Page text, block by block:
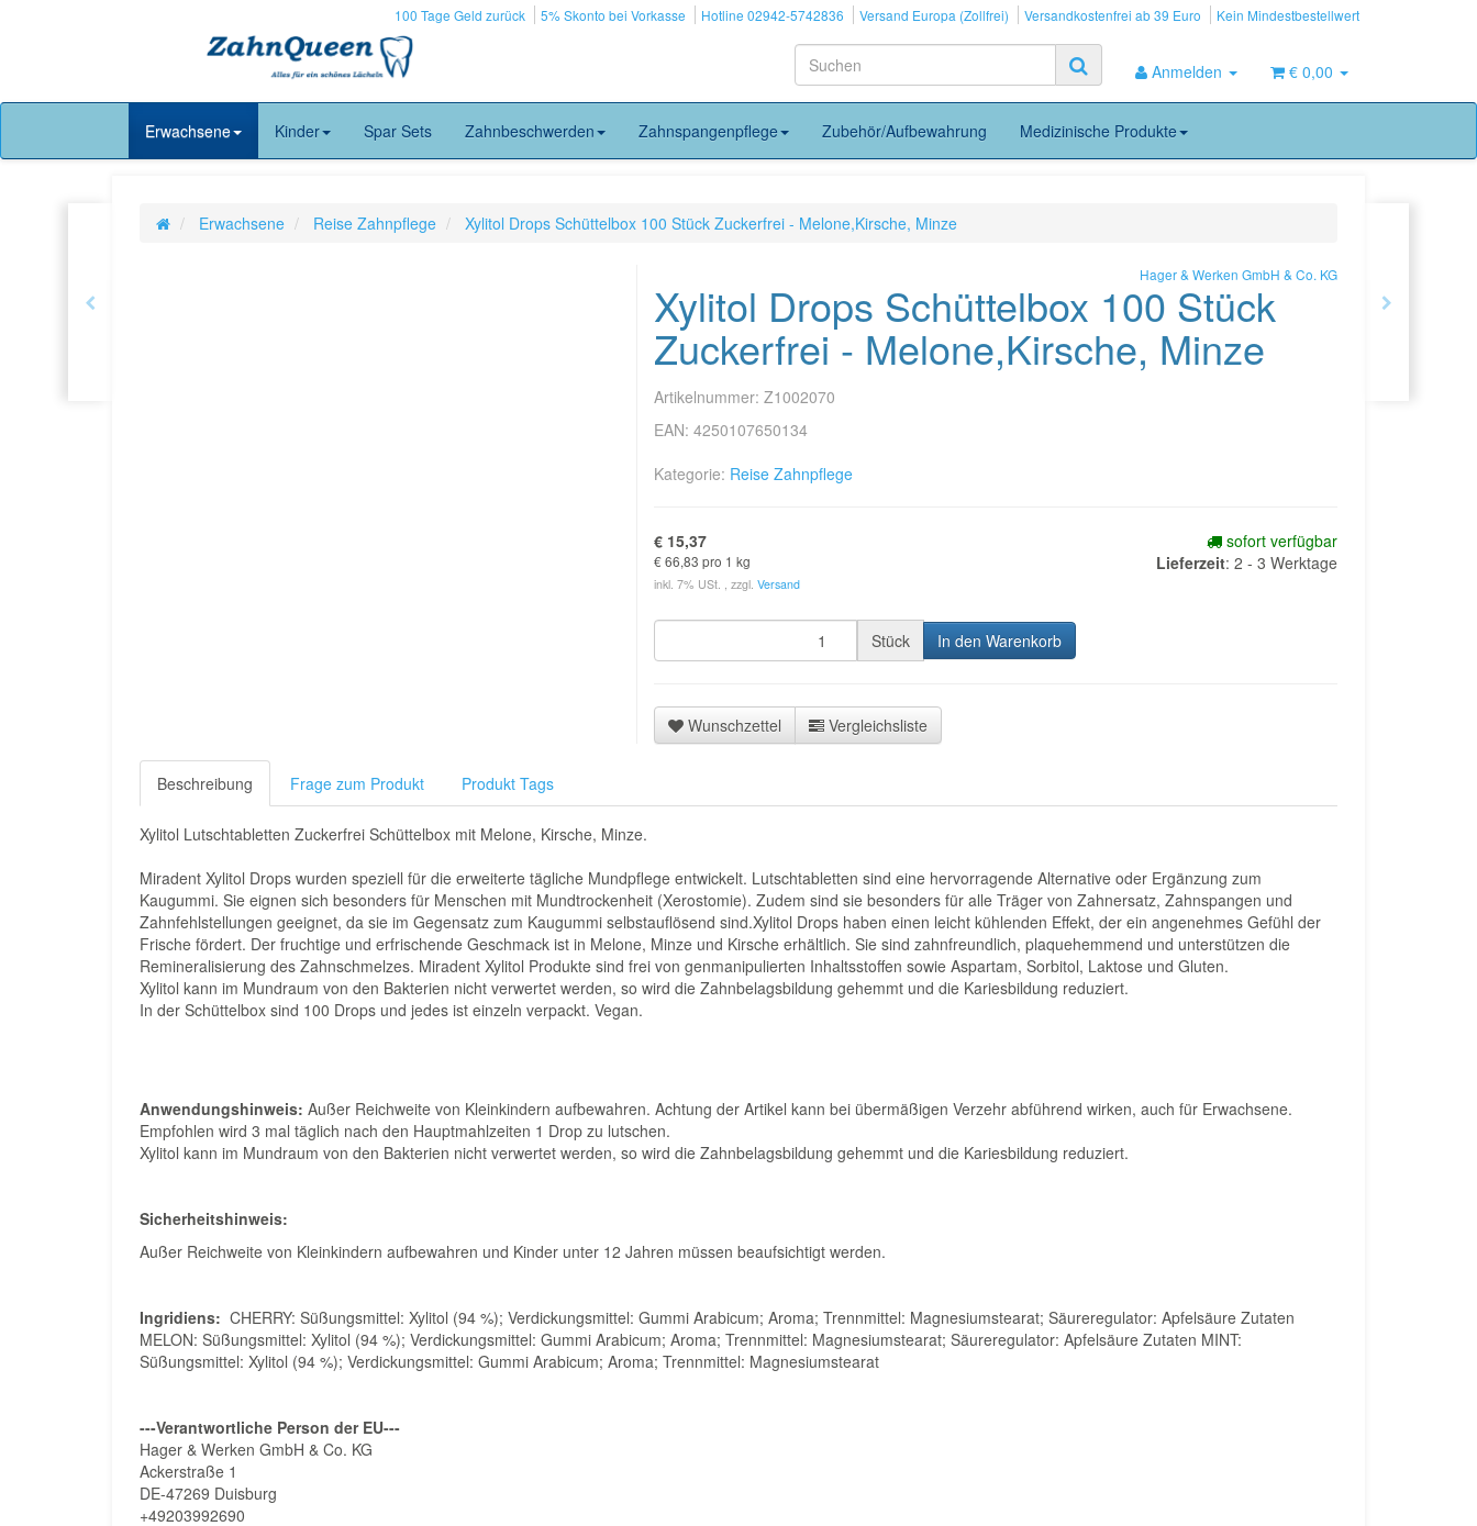
100 Tage Geld zurück 5% Skonto bei Vorkasse Hotline 02942-5742836 Versand Europa (Zollfrei) Versandkostenfrei ab 39 Euro Kein Mindestbestellwert
Anmelden € 0,00
Erwachsene Kinder Spar Sets Zahnbeschwerden Zahnspangenpflege Zubehör/Aufbewahrung Medizinische Produkte
Erwachsene Reise Zahnpflege Xylitol Drops Schüttelbox 100 Stück Zuckerfrei - Melone,Kirsche, Minze
Hager & Werken GmbH & Co. KG
Xylitol Drops Schüttelbox 100 Stück
Zuckerfrei - Melone,Kirsche, Minze
Artikelnummer: Z1002070
EAN: 4250107650134
Kategorie: Reise Zahnpflege
€ 15,37
€ 66,83 pro 1 kg
inkl. 7% USt. , zzgl. Versand
sofort verfügbar
Lieferzeit: 2 - 3 Werktage
Stück In den Warenkorb
Wunschzettel Vergleichsliste
Beschreibung Frage zum Produkt Produkt Tags
Xylitol Lutschtabletten Zuckerfrei Schüttelbox mit Melone, Kirsche, Minze.
Miradent Xylitol Drops wurden speziell für die erweiterte tägliche Mundpflege entwickelt. Lutschtabletten sind eine hervorragende Alternative oder Ergänzung zum
Kaugummi. Sie eignen sich besonders für Menschen mit Mundtrockenheit (Xerostomie). Zudem sind sie besonders für alle Träger von Zahnersatz, Zahnspangen und
Zahnfehlstellungen geeignet, da sie im Gegensatz zum Kaugummi selbstauflösend sind.Xylitol Drops haben einen leicht kühlenden Effekt, der ein angenehmes Gefühl der
Frische fördert. Der fruchtige und erfrischende Geschmack ist in Melone, Minze und Kirsche erhältlich. Sie sind zahnfreundlich, plaquehemmend und unterstützen die
Remineralisierung des Zahnschmelzes. Miradent Xylitol Produkte sind frei von genmanipulierten Inhaltsstoffen sowie Aspartam, Sorbitol, Laktose und Gluten.
Xylitol kann im Mundraum von den Bakterien nicht verwertet werden, so wird die Zahnbelagsbildung gehemmt und die Kariesbildung reduziert.
In der Schüttelbox sind 100 Drops und jedes ist einzeln verpackt. Vegan.
Anwendungshinweis: Außer Reichweite von Kleinkindern aufbewahren. Achtung der Artikel kann bei übermäßigen Verzehr abführend wirken, auch für Erwachsene.
Empfohlen wird 3 mal täglich nach den Hauptmahlzeiten 1 Drop zu lutschen.
Xylitol kann im Mundraum von den Bakterien nicht verwertet werden, so wird die Zahnbelagsbildung gehemmt und die Kariesbildung reduziert.
Sicherheitshinweis:
Außer Reichweite von Kleinkindern aufbewahren und Kinder unter 12 Jahren müssen beaufsichtigt werden.
Ingridiens: CHERRY: Süßungsmittel: Xylitol (94 %); Verdickungsmittel: Gummi Arabicum; Aroma; Trennmittel: Magnesiumstearat; Säureregulator: Apfelsäure Zutaten
MELON: Süßungsmittel: Xylitol (94 %); Verdickungsmittel: Gummi Arabicum; Aroma; Trennmittel: Magnesiumstearat; Säureregulator: Apfelsäure Zutaten MINT:
Süßungsmittel: Xylitol (94 %); Verdickungsmittel: Gummi Arabicum; Aroma; Trennmittel: Magnesiumstearat
---Verantwortliche Person der EU---
Hager & Werken GmbH & Co. KG
Ackerstraße 1
DE-47269 Duisburg
+49203992690